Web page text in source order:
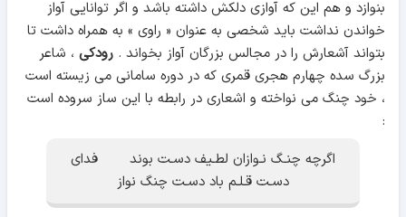
بنوازد و هم این که آوازی دلکش داشته باشد و اگر توانایی آواز
خواندن نداشت باید شخصی به عنوان « راوی » به همراه داشت تا
بتواند آشعارش را در مجالس بزرگان آواز بخواند . رودکی ، شاعر
بزرگ سده چهارم هجری قمری که در دوره سامانی می زیسته است
، خود چنگ می نواخته و اشعاری در رابطه با این ساز سروده است
:
اگرچه چنـگ نـوازان لطـیف دسـت بوند فدای
دسـت قـلـم باد دسـت چنگ نواز